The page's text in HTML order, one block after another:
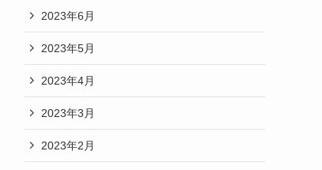
2023年6月
2023年5月
2023年4月
2023年3月
2023年2月